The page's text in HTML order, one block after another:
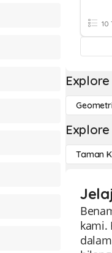
10
Taman
kami.